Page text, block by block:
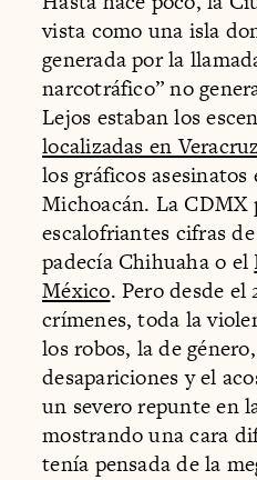
vista como una isla
generada por la
narcotráfico” no
Lejos estaban los
localizadas en
los gráficos asesinatos
Michoacán. La CDMX
escalofriantes cifras
padecía Chihuaha o el
México. Pero desde el
crímenes, toda la
los robos, la de
desapariciones y el
un severo repunte en
mostrando una cara
tenía pensada de la